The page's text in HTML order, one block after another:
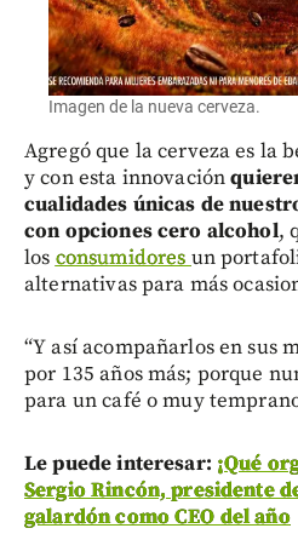
Imagen de la nueva cerveza.
Agregó que la cerveza es la
y con esta innovación
cualidades únicas de
con opciones cero alcohol,
los consumidores un
alternativas para más
“Y así acompañarlos en sus
por 135 años más; porque
para un café o muy
Le puede interesar: ¡Qué
Sergio Rincón, presidente
galardón como CEO del año